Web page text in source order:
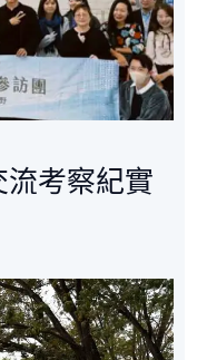
流考察紀實